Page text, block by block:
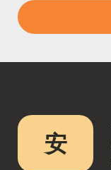
安